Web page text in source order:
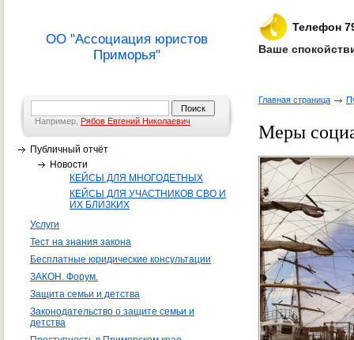
ОО "Ассоциация юристов
Приморья"
Телефон
Ваше
Например, Рябов Евгений Николаевич
Публичный отчёт
Новости
КЕЙСЫ ДЛЯ МНОГОДЕТНЫХ
КЕЙСЫ ДЛЯ УЧАСТНИКОВ СВО И
ИХ БЛИЗКИХ
Услуги
Тест на знания закона
Бесплатные юридические консультации
ЗАКОН. Форум.
Защита семьи и детства
Законодательство о защите семьи и
детства
Главная страница
Меры